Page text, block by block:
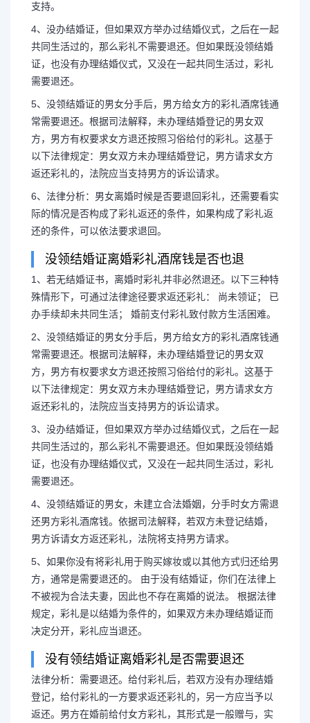
支持。
4、没办结婚证，但如果双方举办过结婚仪式，之后在一起
共同生活过的，那么彩礼不需要退还。但如果既没领结婚
证，也没有办理结婚仪式，又没在一起共同生活过，彩礼
需要退还。
5、没领结婚证的男女分手后，男方给女方的彩礼酒席钱通
常需要退还。根据司法解释，未办理结婚登记的男女双
方，男方有权要求女方退还按照习俗给付的彩礼。这基于
以下法律规定：男女双方未办理结婚登记，男方请求女方
返还彩礼的，法院应当支持男方的诉讼请求。
6、法律分析：男女离婚时候是否要退回彩礼，还需要看实
际的情况是否构成了彩礼返还的条件，如果构成了彩礼返
还的条件，可以依法要求退回。
没领结婚证离婚彩礼酒席钱是否也退
1、若无结婚证书，离婚时彩礼并非必然退还。以下三种特
殊情形下，可通过法律途径要求返还彩礼： 尚未领证； 已
办手续却未共同生活； 婚前支付彩礼致付款方生活困难。
2、没领结婚证的男女分手后，男方给女方的彩礼酒席钱通
常需要退还。根据司法解释，未办理结婚登记的男女双
方，男方有权要求女方退还按照习俗给付的彩礼。这基于
以下法律规定：男女双方未办理结婚登记，男方请求女方
返还彩礼的，法院应当支持男方的诉讼请求。
3、没办结婚证，但如果双方举办过结婚仪式，之后在一起
共同生活过的，那么彩礼不需要退还。但如果既没领结婚
证，也没有办理结婚仪式，又没在一起共同生活过，彩礼
需要退还。
4、没领结婚证的男女，未建立合法婚姻，分手时女方需退
还男方彩礼酒席钱。依据司法解释，若双方未登记结婚，
男方诉请女方返还彩礼，法院将支持男方请求。
5、如果你没有将彩礼用于购买嫁妆或以其他方式归还给男
方，通常是需要退还的。 由于没有结婚证，你们在法律上
不被视为合法夫妻，因此也不存在离婚的说法。 根据法律
规定，彩礼是以结婚为条件的，如果双方未办理结婚证而
决定分开，彩礼应当退还。
没有领结婚证离婚彩礼是否需要退还
法律分析：需要退还。给付彩礼后，若双方没有办理结婚
登记，给付彩礼的一方要求返还彩礼的，另一方应当予以
返还。男方在婚前给付女方彩礼，其形式是一般赠与，实
质上是以将...
长按图片识别二维